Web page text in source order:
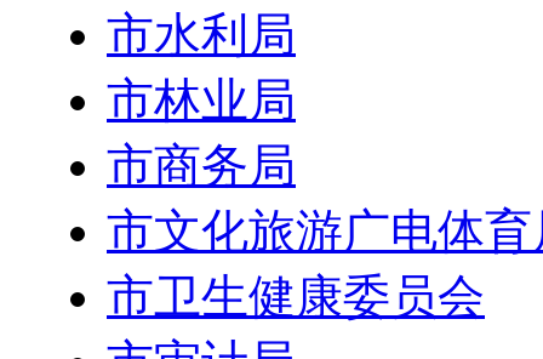
市水利局
市林业局
市商务局
市文化旅游广电体育
市卫生健康委员会